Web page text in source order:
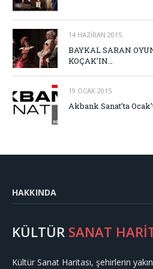
14 HAZIRAN 2015
BAYKAL SARAN
KOÇAK’IN…
19 OCAK 2015
Akbank Sanat’ta
HAKKINDA
KÜLTÜR SANAT
Kültür Sanat Haritası, şehirlerin